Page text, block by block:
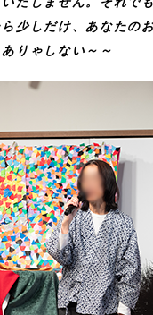
ら少しだけ、あなたの
りゃしない～～